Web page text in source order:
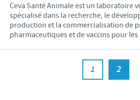
Ceva Santé Animale est un laboratoire
spécialisé dans la recherche, le
production et la commercialisation de
pharmaceutiques et de vaccins pour les
1 2